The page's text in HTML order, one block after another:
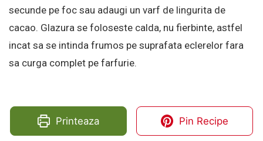
secunde pe foc sau adaugi un varf de lingurita de
cacao. Glazura se foloseste calda, nu fierbinte, astfel
incat sa se intinda frumos pe suprafata eclerelor fara
sa curga complet pe farfurie.
Printeaza Pin Recipe